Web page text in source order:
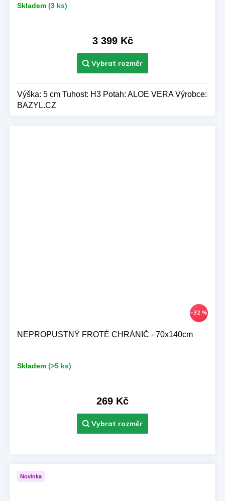
Skladem (3 ks)
3 399 Kč
Výška: 5 cm Tuhost: H3 Potah: ALOE VERA Výrobce:
BAZYL.CZ
–32 %
NEPROPUSTNÝ FROTÉ CHRÁNIČ - 70x140cm
Skladem (>5 ks)
269 Kč
Novinka